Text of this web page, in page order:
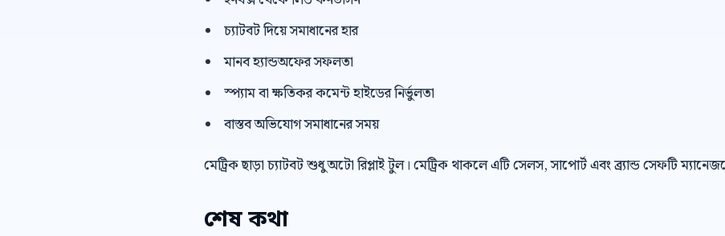
চ্যাটবট দিয়ে সমাধানের হার
মানব হ্যান্ডঅফের সফলতা
স্প্যাম বা ক্ষতিকর কমেন্ট হাইডের নির্ভুলতা
বাস্তব অভিযোগ সমাধানের সময়
মেট্রিক ছাড়া চ্যাটবট শুধু অটো রিপ্লাই টুল। মেট্রিক থাকলে এটি সেলস, সাপোর্ট এবং ব্র্যান্ড সেফটি
শেষ কথা